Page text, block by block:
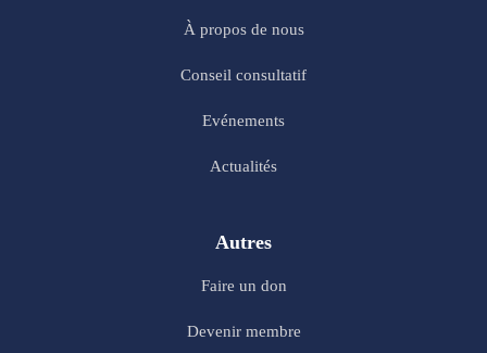
À propos de nous
Conseil consultatif
Evénements
Actualités
Autres
Faire un don
Devenir membre